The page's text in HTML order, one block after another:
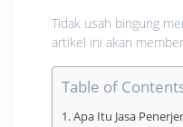
Tidak usah bingung
artikel ini akan
Table of
Apa Itu Jasa